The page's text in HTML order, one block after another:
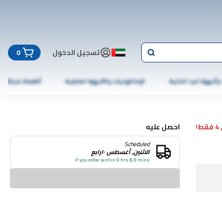
تسجيل الدخول 0
اليد الذكية الإلكترونيات والأجهزة المنزلية أطعمة مجمّدة
احصل عليه
Scheduled
الاثنين, أغسطس ١٠رابع
if you order within 9 hrs & 8 mins